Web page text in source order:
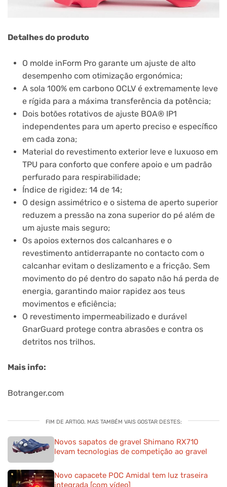
Detalhes do produto
O molde inForm Pro garante um ajuste de alto
desempenho com otimização ergonómica;
A sola 100% em carbono OCLV é extremamente leve
e rígida para a máxima transferência da potência;
Dois botões rotativos de ajuste BOA® IP1
independentes para um aperto preciso e específico
em cada zona;
Material do revestimento exterior leve e luxuoso em
TPU para conforto que confere apoio e um padrão
perfurado para respirabilidade;
Índice de rigidez: 14 de 14;
O design assimétrico e o sistema de aperto superior
reduzem a pressão na zona superior do pé além de
um ajuste mais seguro;
Os apoios externos dos calcanhares e o
revestimento antiderrapante no contacto com o
calcanhar evitam o deslizamento e a fricção. Sem
movimento do pé dentro do sapato não há perda de
energia, garantindo maior rapidez aos teus
movimentos e eficiência;
O revestimento impermeabilizado e durável
GnarGuard protege contra abrasões e contra os
detritos nos trilhos.
Mais info:
Botranger.com
FIM DE ARTIGO. MAS TAMBÉM VAIS GOSTAR DESTES:
Novos sapatos de gravel Shimano RX710
levam tecnologias de competição ao gravel
Novo capacete POC Amidal tem luz traseira
integrada [com vídeo]